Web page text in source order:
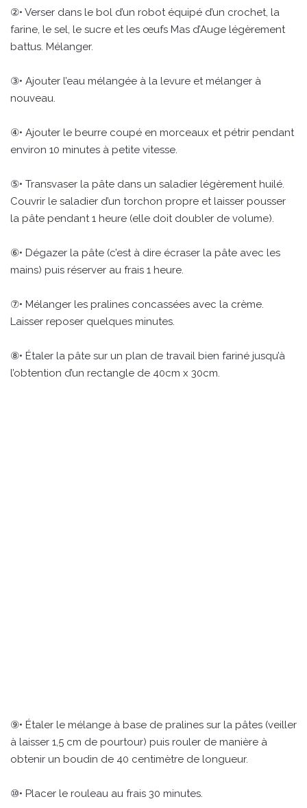
②• Verser dans le bol d’un robot équipé d’un crochet, la
farine, le sel, le sucre et les œufs Mas d’Auge légèrement
battus. Mélanger.
③• Ajouter l’eau mélangée à la levure et mélanger à
nouveau.
④• Ajouter le beurre coupé en morceaux et pétrir pendant
environ 10 minutes à petite vitesse.
⑤• Transvaser la pâte dans un saladier légèrement huilé.
Couvrir le saladier d’un torchon propre et laisser pousser
la pâte pendant 1 heure (elle doit doubler de volume).
⑥• Dégazer la pâte (c’est à dire écraser la pâte avec les
mains) puis réserver au frais 1 heure.
⑦• Mélanger les pralines concassées avec la crème.
Laisser reposer quelques minutes.
⑧• Étaler la pâte sur un plan de travail bien fariné jusqu’à
l’obtention d’un rectangle de 40cm x 30cm.
⑨• Étaler le mélange à base de pralines sur la pâtes (veiller
à laisser 1,5 cm de pourtour) puis rouler de manière à
obtenir un boudin de 40 centimètre de longueur.
⑩• Placer le rouleau au frais 30 minutes.